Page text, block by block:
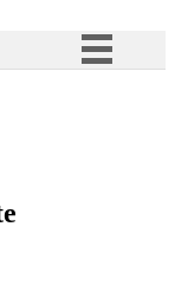
informação